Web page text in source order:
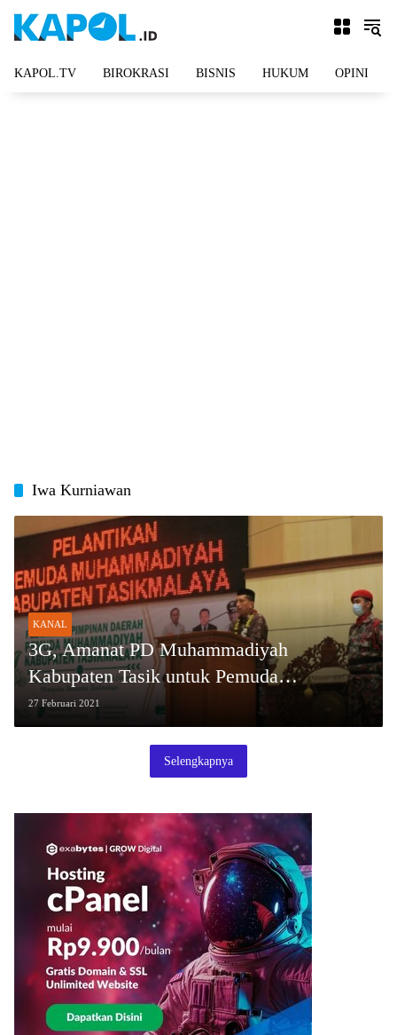
KAPOL.TV BIROKRASI BISNIS HUKUM OPINI
Iwa Kurniawan
KANAL
3G, Amanat PD Muhammadiyah
Kabupaten Tasik untuk Pemuda
Muhammadiyah
27 Februari 2021
Selengkapnya